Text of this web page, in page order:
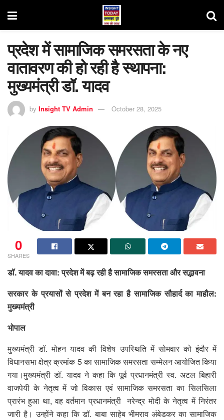
प्रदेश में सामाजिक समरसता के नए
वातावरण की हो रही है स्थापना:
मुख्यमंत्री डॉ. यादव
by Insight TV Admin October 28, 2025
0
SHARES
डॉ. यादव का दावा: प्रदेश में बढ़ रही है सामाजिक समरसता और सद्भावना
सरकार के प्रयासों से प्रदेश में बन रहा है सामाजिक सौहार्द का माहौल:
मुख्यमंत्री
भोपाल
मुख्यमंत्री डॉ. मोहन यादव की विशेष उपस्थिति में सोमवार को इंदौर में
विधानसभा क्षेत्र क्रमांक 5 का सामाजिक समरसता सम्मेलन आयोजित किया
गया।मुख्यमंत्री डॉ. यादव ने कहा कि पूर्व प्रधानमंत्री स्व. अटल बिहारी
वाजपेयी के नेतृत्व में जो विकास एवं सामाजिक समरसता का सिलसिला
प्रारंभ हुआ था, वह वर्तमान प्रधानमंत्री नरेन्द्र मोदी के नेतृत्व में निरंतर
जारी है। उन्होंने कहा कि डॉ. बाबा साहेब भीमराव अंबेडकर का सामाजिक